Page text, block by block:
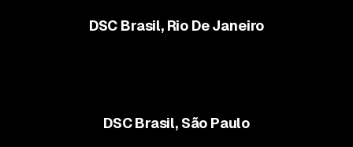
DSC Brasil, Rio De Janeiro
DSC Brasil, São Paulo